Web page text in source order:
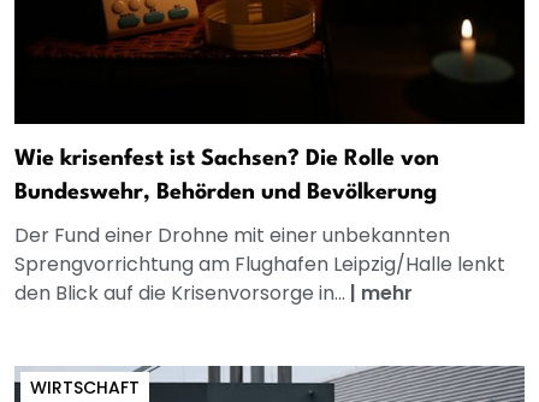
Wie krisenfest ist Sachsen? Die Rolle von
Bundeswehr, Behörden und Bevölkerung
Der Fund einer Drohne mit einer unbekannten
Sprengvorrichtung am Flughafen Leipzig/Halle lenkt
den Blick auf die Krisenvorsorge in... | mehr
WIRTSCHAFT